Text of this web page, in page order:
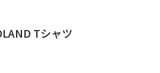
Tシャツ